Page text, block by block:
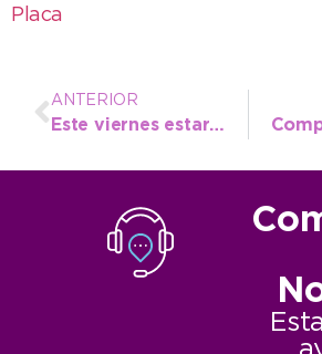
Placa
ANTERIOR
Este viernes estará a la venta una nueva oferta de Frescura Natural